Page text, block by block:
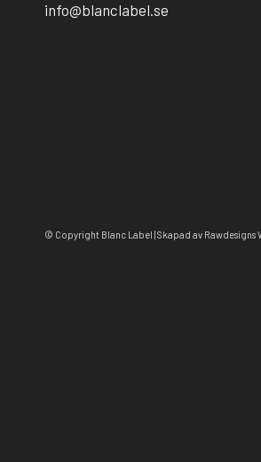
info@blanclabel.se
© Copyright Blanc Label | Skapad av Rawdesigns